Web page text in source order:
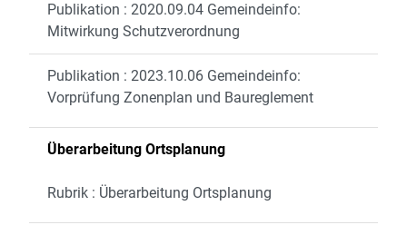
Publikation : 2020.09.04 Gemeindeinfo:
Mitwirkung Schutzverordnung
Publikation : 2023.10.06 Gemeindeinfo:
Vorprüfung Zonenplan und Baureglement
Überarbeitung Ortsplanung
Rubrik : Überarbeitung Ortsplanung